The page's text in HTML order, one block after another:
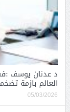
د عدنان يوسف
العالم بازمة
05/03/2026